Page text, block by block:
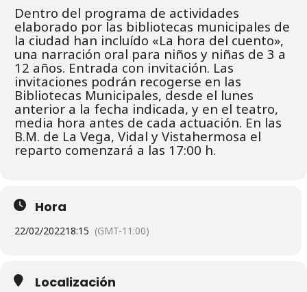
Dentro del programa de actividades
elaborado por las bibliotecas municipales de
la ciudad han incluído «La hora del cuento»,
una narración oral para niños y niñas de 3 a
12 años. Entrada con invitación. Las
invitaciones podrán recogerse en las
Bibliotecas Municipales, desde el lunes
anterior a la fecha indicada, y en el teatro,
media hora antes de cada actuación. En las
B.M. de La Vega, Vidal y Vistahermosa el
reparto comenzará a las 17:00 h.
Hora
22/02/202218:15 (GMT-11:00)
Localización